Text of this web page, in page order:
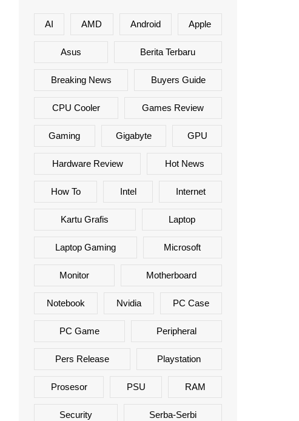
AI AMD Android Apple
Asus Berita Terbaru
Breaking News Buyers Guide
CPU Cooler Games Review
Gaming Gigabyte GPU
Hardware Review Hot News
How To Intel Internet
Kartu Grafis Laptop
Laptop Gaming Microsoft
Monitor Motherboard
Notebook Nvidia PC Case
PC Game Peripheral
Pers Release Playstation
Prosesor PSU RAM
Security Serba-Serbi